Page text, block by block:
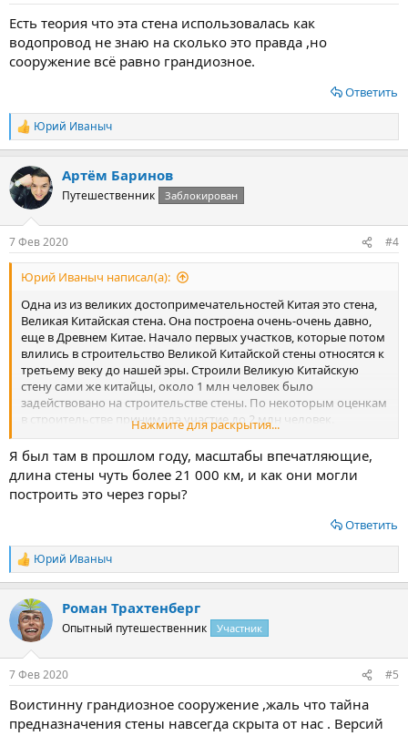
Есть теория что эта стена использовалась как
водопровод не знаю на сколько это правда ,но
сооружение всё равно грандиозное.
Ответить
Р
е
к
ц
и
Юрий Иваныч
Артём Баринов
Путешественник Заблокирован
7 Фев 2020 #4
Юрий Иваныч написал(а):
Одна из из великих достопримечательностей Китая это стена,
Великая Китайская стена. Она построена очень-очень давно,
еще в Древнем Китае. Начало первых участков, которые потом
влились в строительство Великой Китайской стены относятся к
третьему веку до нашей эры. Строили Великую Китайскую
стену сами же китайцы, около 1 млн человек было
задействовано на строительстве стены. По некоторым оценкам
в строительстве принимала участие до 2 млн человек.
Протяжённость Китайской стены 9000 км, но если брать
полную длину всей Великой Китайской стены, то длина как раз
составит 21000 км. Строительство было трудным, так как в то
время еще не было современных технологий, современных
механизмов. В то время не было даже нормальных
дорогах.Только благодаря неимоверному труду китайцев,
спустя многие годы эта стена была все таки построена.
Посмотреть вложение 5876
Она проходила по горному хребту, пересекала распадки и
соединяла ущелья, опускалась с горы в низ и снова
поднималась на пик очередной вершины. Высота стены
разная, в среднем около 7 метров. В стену вписались и
смотровые-сторожевые башни, которые были построены еще
башнями примерно 200 метров, это расстояние полета стрелы
постепенно была разрушена временем, за три века правления
правителя Цин.
Нажмите для раскрытия...
Я был там в прошлом году, масштабы впечатляющие,
длина стены чуть более 21 000 км, и как они могли
построить это через горы?
Ответить
Р
е
к
ц
и
Юрий Иваныч
Роман Трахтенберг
Опытный путешественник Участник
7 Фев 2020 #5
Воистинну грандиозное сооружение ,жаль что тайна
предназначения стены навсегда скрыта от нас . Версий